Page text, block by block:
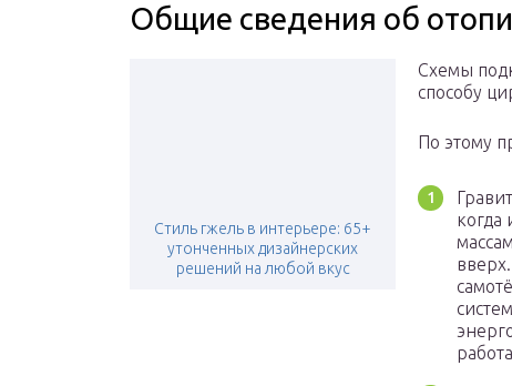
Общие сведения об
Стиль гжель в интерьере: 65+
утонченных дизайнерских
решений на любой вкус
Схемы
способу
По этому
когда